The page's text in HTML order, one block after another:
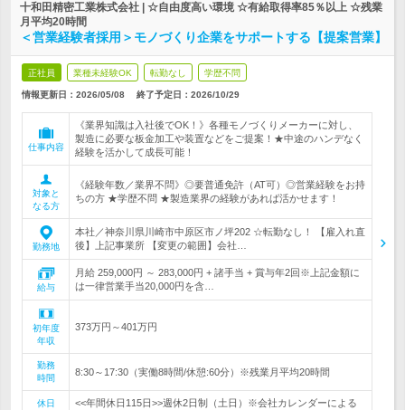
十和田精密工業株式会社 | ☆自由度高い環境 ☆有給取得率85％以上 ☆残業
月平均20時間
＜営業経験者採用＞モノづくり企業をサポートする【提案営業】
正社員 業種未経験OK 転勤なし 学歴不問
情報更新日：2026/05/08 終了予定日： 2026/10/29
仕事内容
《業界知識は入社後でOK！》各種モノづくりメーカーに対し、
製造に必要な板金加工や装置などをご提案！★中途のハンデなく
経験を活かして成長可能！
対象と
なる方
《経験年数／業界不問》◎要普通免許（AT可）◎営業経験をお持
ちの方 ★学歴不問 ★製造業界の経験があれば活かせます！
勤務地
本社／神奈川県川崎市中原区市ノ坪202 ☆転勤なし！ 【雇入れ直
後】上記事業所 【変更の範囲】会社…
給与
月給 259,000円 ～ 283,000円 + 諸手当 + 賞与年2回※上記金額に
は一律営業手当20,000円を含…
初年度
年収
373万円～401万円
勤務
時間
8:30～17:30（実働8時間/休憩:60分）※残業月平均20時間
休日
<<年間休日115日>>週休2日制（土日）※会社カレンダーによる